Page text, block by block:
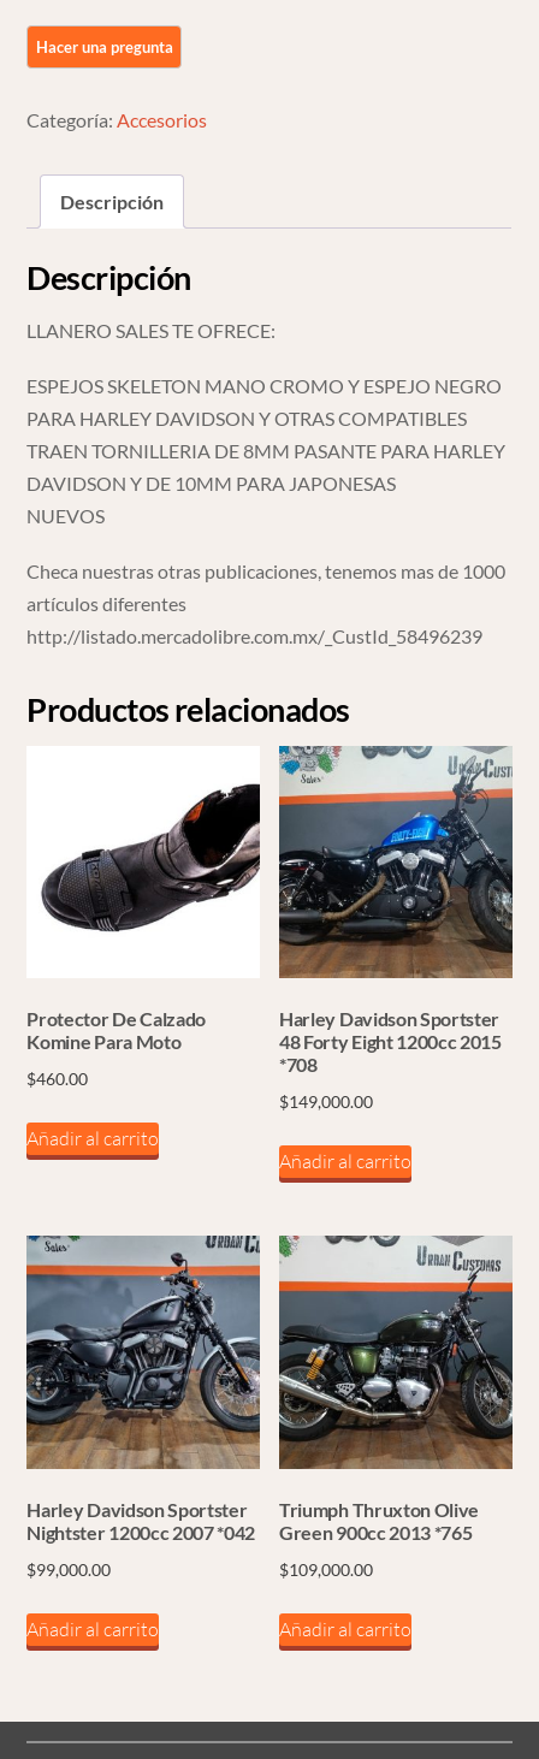
Harley
Y
cantidad
Categoría: Accesorios
Descripción
Descripción
LLANERO SALES TE OFRECE:
ESPEJOS SKELETON MANO CROMO Y ESPEJO NEGRO
PARA HARLEY DAVIDSON Y OTRAS COMPATIBLES
TRAEN TORNILLERIA DE 8MM PASANTE PARA HARLEY
DAVIDSON Y DE 10MM PARA JAPONESAS
NUEVOS
Checa nuestras otras publicaciones, tenemos mas de 1000
artículos diferentes
http://listado.mercadolibre.com.mx/_CustId_58496239
Productos relacionados
Protector De Calzado
Komine Para Moto
$460.00
Añadir al carrito
Harley Davidson Sportster
48 Forty Eight 1200cc 2015
*708
$149,000.00
Añadir al carrito
Harley Davidson Sportster
Nightster 1200cc 2007 *042
$99,000.00
Añadir al carrito
Triumph Thruxton Olive
Green 900cc 2013 *765
$109,000.00
Añadir al carrito